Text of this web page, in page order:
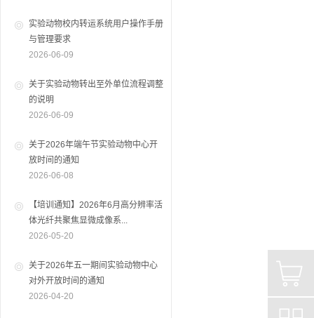
实验动物校内转运系统用户操作手册
与管理要求
2026-06-09
关于实验动物转出至外单位流程调整
的说明
2026-06-09
关于2026年端午节实验动物中心开
放时间的通知
2026-06-08
【培训通知】2026年6月高分辨率活
体光纤共聚焦显微成像系...
2026-05-20
关于2026年五一期间实验动物中心
对外开放时间的通知
2026-04-20